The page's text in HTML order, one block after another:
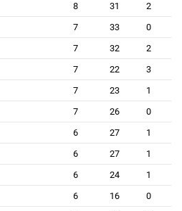
8 31
2
7 33
0
7 32
2
7 22
3
7 23
1
7 26
0
6 27
1
6 27
1
6 24
1
6 16
0